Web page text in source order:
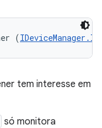
(
tem interesse em
só monitora